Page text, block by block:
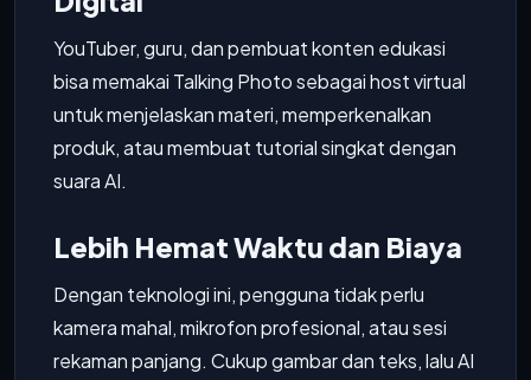
YouTuber, guru, dan pembuat konten edukasi
bisa memakai Talking Photo sebagai host virtual
untuk menjelaskan materi, memperkenalkan
produk, atau membuat tutorial singkat dengan
suara AI.
Lebih Hemat Waktu dan Biaya
Dengan teknologi ini, pengguna tidak perlu
kamera mahal, mikrofon profesional, atau sesi
rekaman panjang. Cukup gambar dan teks, lalu AI